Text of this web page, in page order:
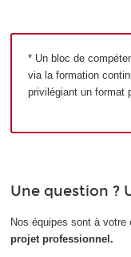
* Un bloc de
via la formation
privilégiant un format
Une question ?
Nos équipes sont à votre
projet professionnel.